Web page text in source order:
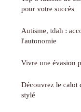
pour votre succès
Autisme, tdah :
l'autonomie
Vivre une évasion
Découvrez le calot
stylé